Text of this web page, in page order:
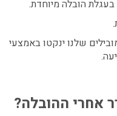
הובלה מיוחדת.
שלנו ינקטו באמצעי
אחרי ההובלה?